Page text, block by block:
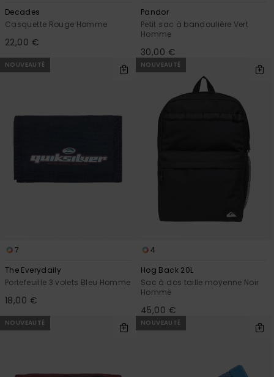
Decades
Casquette Rouge Homme
22,00 €
Pandor
Petit sac à bandoulière Vert
Homme
30,00 €
NOUVEAUTÉ
7
The Everydaily
Portefeuille 3 volets Bleu Homme
18,00 €
NOUVEAUTÉ
4
Hog Back 20L
Sac à dos taille moyenne Noir
Homme
45,00 €
NOUVEAUTÉ NOUVEAUTÉ